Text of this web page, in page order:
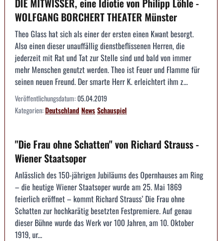
WOLFGANG BORCHERT THEATER Münster
Theo Glass hat sich als einer der ersten einen Kwant besorgt.
Also einen dieser unauffällig dienstbeflissenen Herren, die
jederzeit mit Rat und Tat zur Stelle sind und bald von immer
mehr Menschen genutzt werden. Theo ist Feuer und Flamme für
seinen neuen Freund. Der smarte Herr K. erleichtert ihm z...
Veröffentlichungsdatum:05.04.2019
Kategorien:DeutschlandNewsSchauspiel
"Die Frau ohne Schatten" von Richard Strauss -
Wiener Staatsoper
Anlässlich des 150-jährigen Jubiläums des Opernhauses am Ring
– die heutige Wiener Staatsoper wurde am 25. Mai 1869
feierlich eröffnet – kommt Richard Strauss’ Die Frau ohne
Schatten zur hochkarätig besetzten Festpremiere. Auf genau
dieser Bühne wurde das Werk vor 100 Jahren, am 10. Oktober
1919, ur...